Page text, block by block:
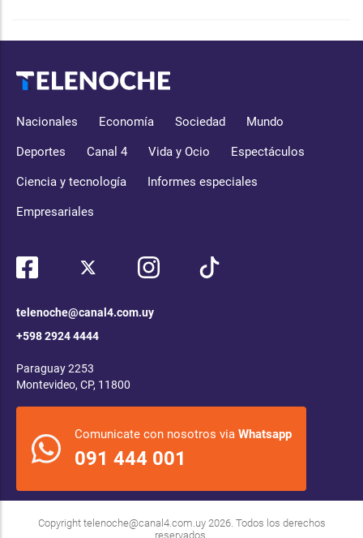
Nacionales Economía Sociedad Mundo
Deportes Canal 4 Vida y Ocio Espectáculos
Ciencia y tecnología Informes especiales
Empresariales
telenoche@canal4.com.uy
+598 2924 4444
Paraguay 2253
Montevideo, CP, 11800
Comunicate con nosotros via Whatsapp
091 444 001
Copyright telenoche@canal4.com.uy2026. Todos los derechos
reservados.